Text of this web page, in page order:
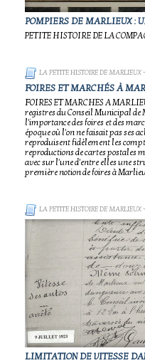
POMPIERS DE MARLIEUX :
PETITE HISTOIRE DE LA
LA PETITE HISTOIRE DE MARLIEUX
FOIRES ET MARCHÉS À
FOIRES ET MARCHES A
registres du Conseil Municipal
l'importance des foires et des
époque où l'on ne faisait pas ses
reproduisent fidèlement les
reproductions de cartes postales
avec sur l'une d'entre elles une
première notion de foires à
LA PETITE HISTOIRE DE MARLIEUX
LIMITATION DE VITESSE